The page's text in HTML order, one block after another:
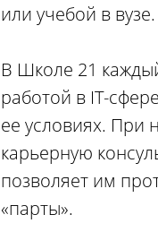
или учебой в вузе.
В Школе 21
работой в IT-
ее условиях. При
карьерную
позволяет им
«парты».